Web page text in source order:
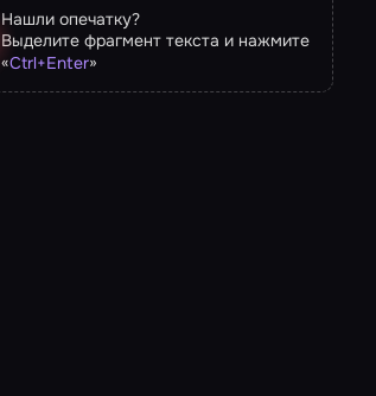
Нашли опечатку?
Выделите фрагмент текста и нажмите
«Ctrl+Enter»